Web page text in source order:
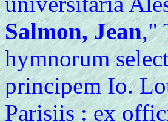
Salmon, Jean,"
hymnorum
principem Io.
Parisiis : ex